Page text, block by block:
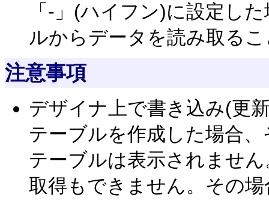
「-」(ハイフン)に設定し
ルからデータを読み取る
注意事項
デザイナ上で書き込み(更
テーブルを作成した場合
テーブルは表示されませ
取得もできません。その